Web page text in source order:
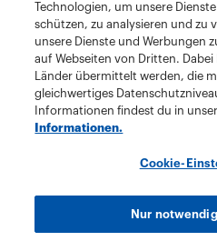
Technologien, um unsere
schützen, zu analysieren und zu
unsere Dienste und Werbungen
auf Webseiten von Dritten.
Länder übermittelt werden, die
gleichwertiges
Informationen findest du in
Informationen.
Cookie-
Nur